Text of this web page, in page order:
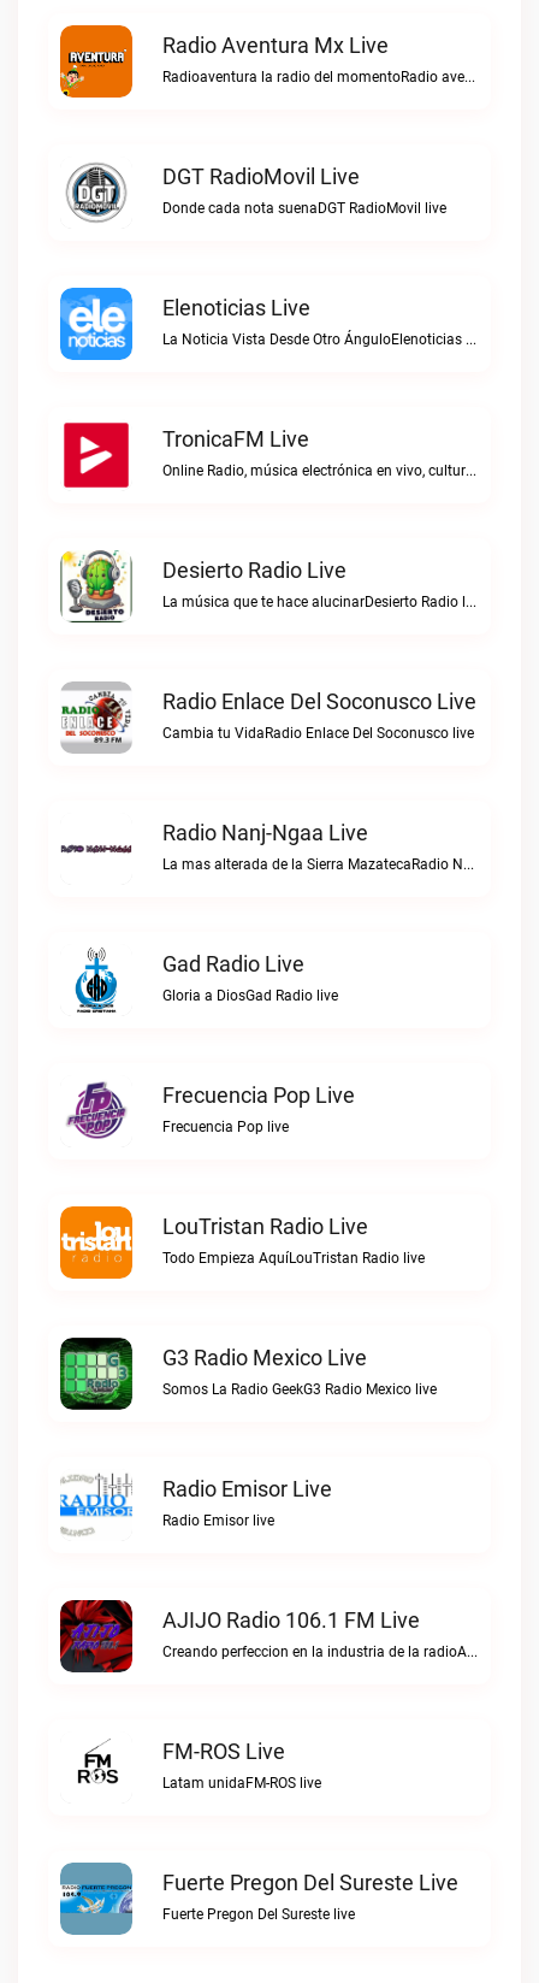
Radio Aventura Mx Live
Radioaventura la radio del momentoRadio aventura mx live
DGT RadioMovil Live
Donde cada nota suenaDGT RadioMovil live
Elenoticias Live
La Noticia Vista Desde Otro ÁnguloElenoticias live
TronicaFM Live
Online Radio, música electrónica en vivo, cultura electrónica, Top 10 semanal, videos, descargasTronicaFM live
Desierto Radio Live
La música que te hace alucinarDesierto Radio live
Radio Enlace Del Soconusco Live
Cambia tu VidaRadio Enlace Del Soconusco live
Radio Nanj-Ngaa Live
La mas alterada de la Sierra MazatecaRadio Nanj-Ngaa live
Gad Radio Live
Gloria a DiosGad Radio live
Frecuencia Pop Live
Frecuencia Pop live
LouTristan Radio Live
Todo Empieza AquíLouTristan Radio live
G3 Radio Mexico Live
Somos La Radio GeekG3 Radio Mexico live
Radio Emisor Live
Radio Emisor live
AJIJO Radio 106.1 FM Live
Creando perfeccion en la industria de la radioAJIJO Radio 106.1 FM live
FM-ROS Live
Latam unidaFM-ROS live
Fuerte Pregon Del Sureste Live
Fuerte Pregon Del Sureste live